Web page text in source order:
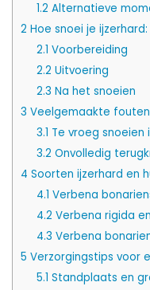
1.2 Alternatieve
2 Hoe snoei je
2.1 Voorbereiding
2.2 Uitvoering
2.3 Na het snoeien
3 Veelgemaakte
3.1 Te vroeg snoeien
3.2 Onvolledig
4 Soorten ijzerhard en
4.1 Verbena
4.2 Verbena rigida
4.3 Verbena
5 Verzorgingstips voor
5.1 Standplaats en